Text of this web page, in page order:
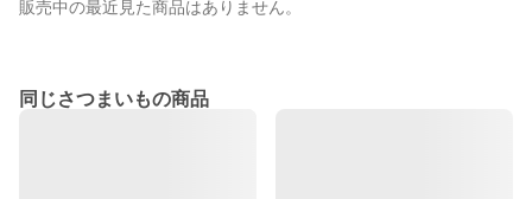
販売中の最近見た商品はありません。
同じさつまいもの商品